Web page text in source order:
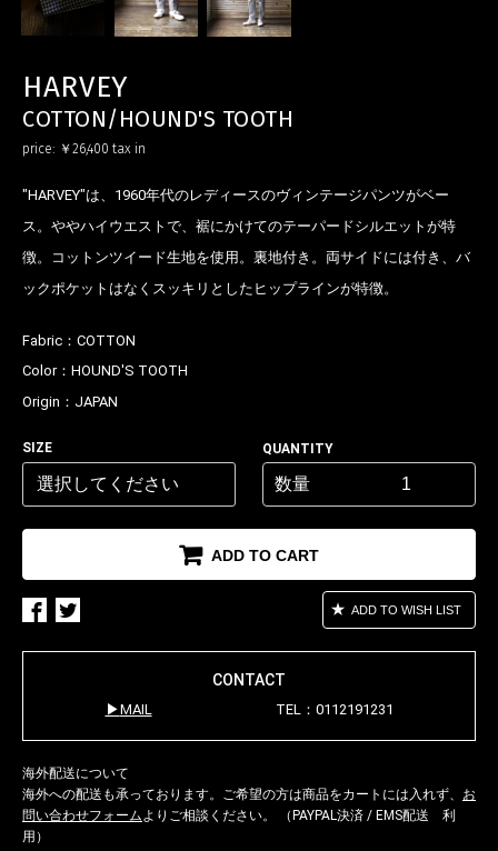
HARVEY
COTTON/HOUND'S TOOTH
price: ￥26,400 tax in
"HARVEY"は、1960年代のレディースのヴィンテージパンツがベー
ス。ややハイウエストで、裾にかけてのテーパードシルエットが特
徴。コットンツイード生地を使用。裏地付き。両サイドには付き、バ
ックポケットはなくスッキリとしたヒップラインが特徴。
Fabric： COTTON
Color： HOUND'S TOOTH
Origin： JAPAN
SIZE QUANTITY
数量
ADD TO CART
お買い物を続ける
ADD TO WISH LIST
CONTACT
MAIL TEL：0112191231
海外配送について
海外への配送も承っております。ご希望の方は商品をカートには入れず、 お
問い合わせフォームよりご相談ください。 （PAYPAL決済 / EMS配送 利
用）